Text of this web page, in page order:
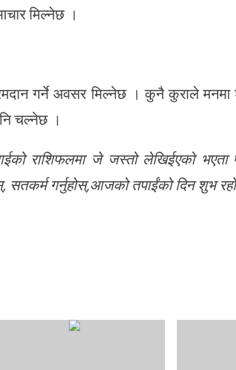
मिल्नेछ ।
गर्ने अवसर मिल्नेछ । कुनै कुराले मनमा
चल्नेछ ।
राशिफलमा जे जस्तो लेखिईएको भएता
सतकर्म गर्नुहोस्,आजको तपाईंको दिन शुभ